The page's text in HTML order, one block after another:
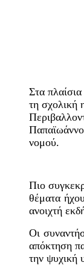
Στα
τη σχολική
νομού.
Πιο
θέματα
ανοιχτή
Οι
απόκτηση
την ψυχική